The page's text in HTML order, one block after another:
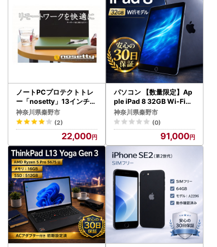
ノートPCプロテクトトレ
ー「nosetty」13インチ向
022-02
神奈川県秦野市
(2)
22,000
パソコン 【数量限定】Ap
ple iPad 8 32GB Wi-Fiモ
デル スペースグレイ 09
1-03
神奈川県秦野市
(0)
91,000